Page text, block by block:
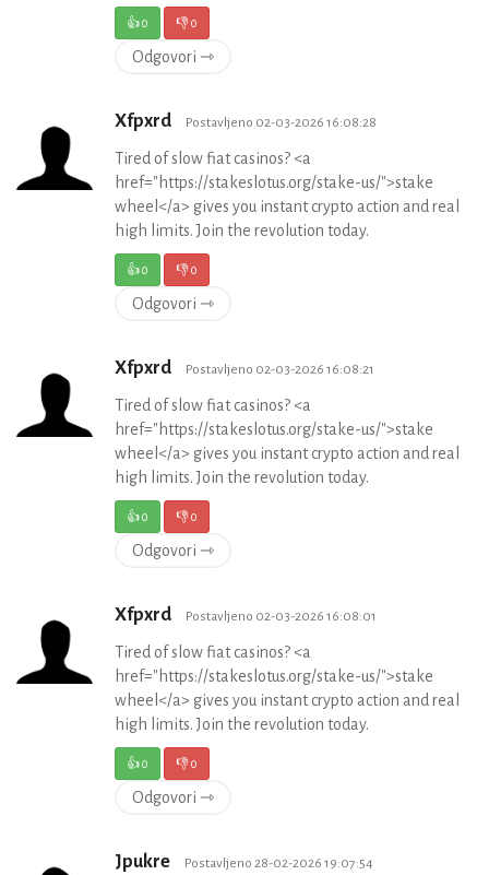
👍0 👎0
Odgovori ⇾
Xfpxrd Postavljeno 02-03-2026 16:08:28
Tired of slow fiat casinos? <a
href="https://stakeslotus.org/stake-us/">stake
wheel</a> gives you instant crypto action and real
high limits. Join the revolution today.
👍0 👎0
Odgovori ⇾
Xfpxrd Postavljeno 02-03-2026 16:08:21
Tired of slow fiat casinos? <a
href="https://stakeslotus.org/stake-us/">stake
wheel</a> gives you instant crypto action and real
high limits. Join the revolution today.
👍0 👎0
Odgovori ⇾
Xfpxrd Postavljeno 02-03-2026 16:08:01
Tired of slow fiat casinos? <a
href="https://stakeslotus.org/stake-us/">stake
wheel</a> gives you instant crypto action and real
high limits. Join the revolution today.
👍0 👎0
Odgovori ⇾
Jpukre Postavljeno 28-02-2026 19:07:54